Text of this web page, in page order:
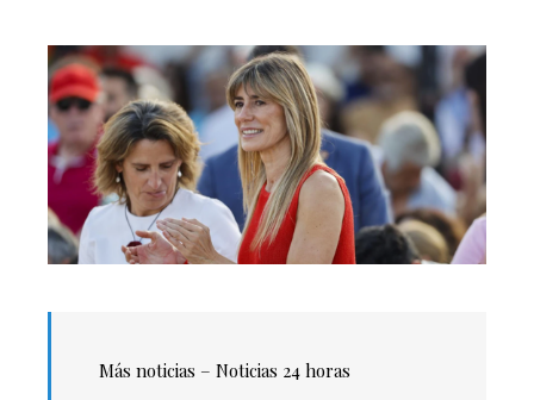
Más noticias – Noticias 24 horas